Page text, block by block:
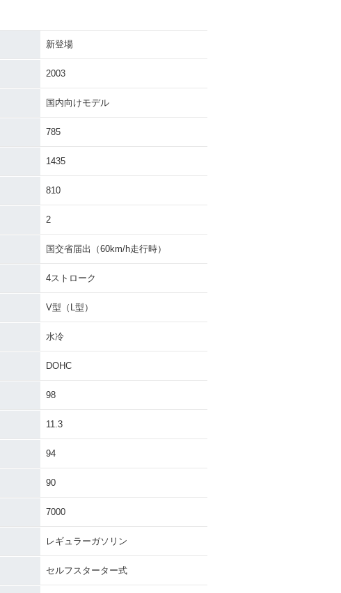
新登場
2003
国内向けモデル
785
1435
810
2
国交省届出（60km/h走行時）
4ストローク
V型（L型）
水冷
DOHC
98
11.3
94
90
7000
レギュラーガソリン
セルフスターター式